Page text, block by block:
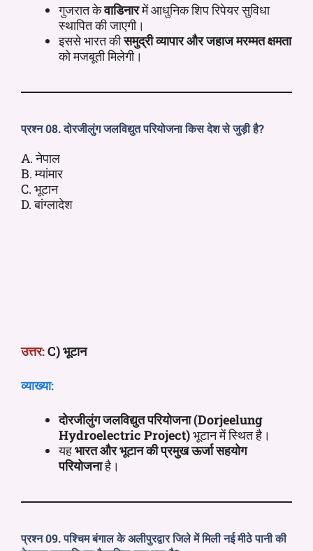
गुजरात केवाडिनारमें आधुनिक शिप रिपेयर सुविधा
स्थापित की जाएगी।
इससे भारत कीसमुद्री व्यापार और जहाज मरम्मत क्षमता
को मजबूती मिलेगी।
प्रश्न 08. दोरजीलुंग जलविद्युत परियोजना किस देश से जुड़ी है?
A. नेपाल
B. म्यांमार
C. भूटान
D. बांग्लादेश
उत्तर:C) भूटान
व्याख्या:
दोरजीलुंग जलविद्युत परियोजना(Dorjeelung
Hydroelectric Project)भूटान में स्थित है।
यहभारत और भूटान की प्रमुख ऊर्जा सहयोग
परियोजनाहै।
प्रश्न 09. पश्चिम बंगाल के अलीपुरद्वार जिले में मिली नई मीठे पानी की